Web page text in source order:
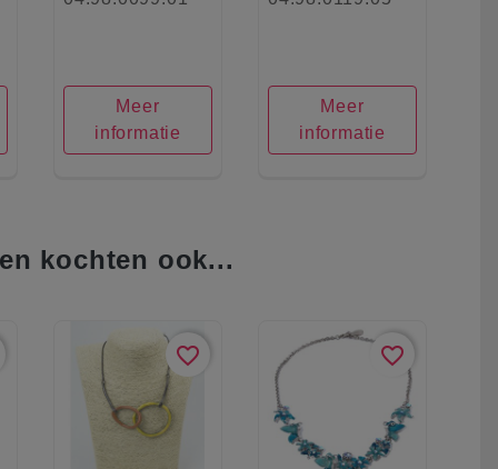
Meer
informatie
Meer
informatie
kochten ook...
favorite_border favorite_border